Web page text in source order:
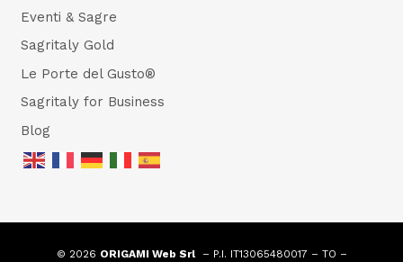
Eventi & Sagre
Sagritaly Gold
Le Porte del Gusto®
Sagritaly for Business
Blog
© 2026 ORIGAMI Web Srl– P.I. IT13065480017 – TO –